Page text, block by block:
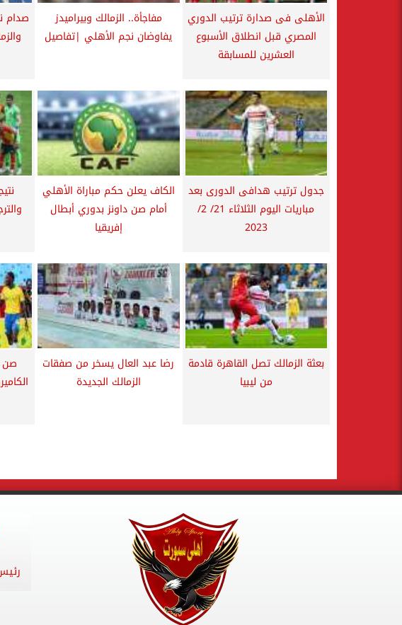
الأهلى فى صدارة ترتيب الدوري
المصري قبل انطلاق الأسبوع
العشرين للمسابقة
مفاجأة.. الزمالك وبيراميدز
يفاوضان نجم الأهلي |تفاصيل
صدام
جدول ترتيب هدافى الدورى بعد
مباريات اليوم الثلاثاء 21/ 2/
2023
الكاف يعلن حكم مباراة الأهلي
أمام صن داونز بدوري أبطال
إفريقيا
بعثة الزمالك تصل القاهرة قادمة
من ليبيا
رضا عبد العال يسخر من صفقات
الزمالك الجديدة
صن